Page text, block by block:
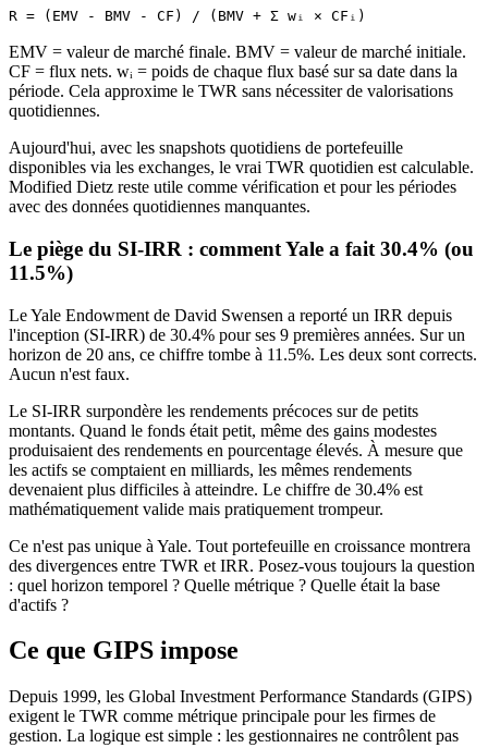
R = (EMV - BMV - CF) / (BMV + Σ wᵢ × CFᵢ)
EMV = valeur de marché finale. BMV = valeur de marché initiale.
CF = flux nets. wᵢ = poids de chaque flux basé sur sa date dans la
période. Cela approxime le TWR sans nécessiter de valorisations
quotidiennes.
Aujourd'hui, avec les snapshots quotidiens de portefeuille
disponibles via les exchanges, le vrai TWR quotidien est calculable.
Modified Dietz reste utile comme vérification et pour les périodes
avec des données quotidiennes manquantes.
Le piège du SI-IRR : comment Yale a fait 30.4% (ou
11.5%)
Le Yale Endowment de David Swensen a reporté un IRR depuis
l'inception (SI-IRR) de 30.4% pour ses 9 premières années. Sur un
horizon de 20 ans, ce chiffre tombe à 11.5%. Les deux sont corrects.
Aucun n'est faux.
Le SI-IRR surpondère les rendements précoces sur de petits
montants. Quand le fonds était petit, même des gains modestes
produisaient des rendements en pourcentage élevés. À mesure que
les actifs se comptaient en milliards, les mêmes rendements
devenaient plus difficiles à atteindre. Le chiffre de 30.4% est
mathématiquement valide mais pratiquement trompeur.
Ce n'est pas unique à Yale. Tout portefeuille en croissance montrera
des divergences entre TWR et IRR. Posez-vous toujours la question
: quel horizon temporel ? Quelle métrique ? Quelle était la base
d'actifs ?
Ce que GIPS impose
Depuis 1999, les Global Investment Performance Standards (GIPS)
exigent le TWR comme métrique principale pour les firmes de
gestion. La logique est simple : les gestionnaires ne contrôlent pas